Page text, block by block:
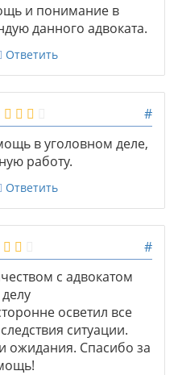
и понимание в
данного адвоката.
Ответить
#
в уголовном деле,
работу.
Ответить
#
с адвокатом
осветил все
ситуации.
ожидания. Спасибо за